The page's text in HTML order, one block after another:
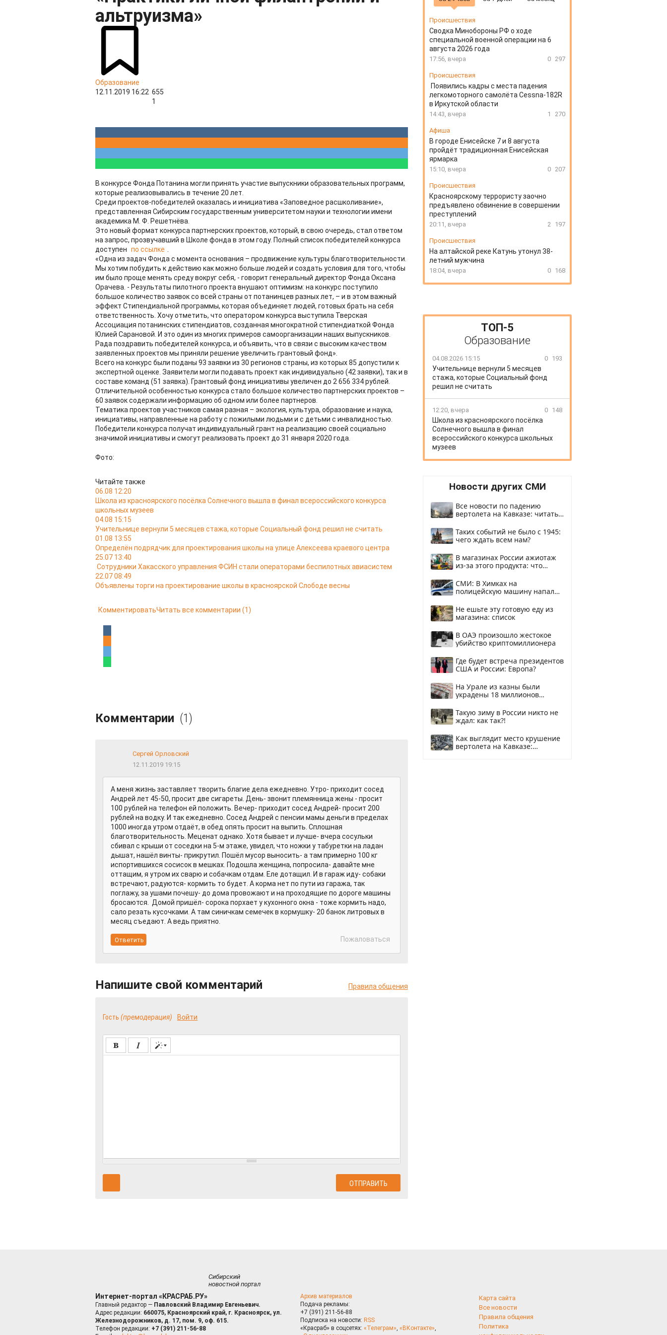
альтруизма»
Образование
12.11.2019 16:22 655
1
В конкурсе Фонда Потанина могли принять участие выпускники образовательных программ,
которые реализовывались в течение 20 лет.
Среди проектов-победителей оказалась и инициатива «Заповедное расшколивание»,
представленная Сибирским государственным университетом науки и технологии имени
академика М. Ф. Решетнёва.
Это новый формат конкурса партнерских проектов, который, в свою очередь, стал ответом
на запрос, прозвучавший в Школе фонда в этом году. Полный список победителей конкурса
доступен по ссылке
«Одна из задач Фонда с момента основания – продвижение культуры благотворительности.
Мы хотим побудить к действию как можно больше людей и создать условия для того, чтобы
им было проще менять среду вокруг себя, - говорит генеральный директор Фонда Оксана
Орачева. - Результаты пилотного проекта внушают оптимизм: на конкурс поступило
большое количество заявок со всей страны от потанинцев разных лет, – и в этом важный
эффект Стипендиальной программы, которая объединяет людей, готовых брать на себя
ответственность. Хочу отметить, что оператором конкурса выступила Тверская
Ассоциация потанинских стипендиатов, созданная многократной стипендиаткой Фонда
Юлией Сарановой. И это один из многих примеров самоорганизации наших выпускников.
Рада поздравить победителей конкурса, и объявить, что в связи с высоким качеством
заявленных проектов мы приняли решение увеличить грантовый фонд».
Всего на конкурс были поданы 93 заявки из 30 регионов страны, из которых 85 допустили к
экспертной оценке. Заявители могли подавать проект как индивидуально (42 заявки), так и в
составе команд (51 заявка). Грантовый фонд инициативы увеличен до 2 656 334 рублей.
Отличительной особенностью конкурса стало большое количество партнерских проектов –
60 заявок содержали информацию об одном или более партнеров.
Тематика проектов участников самая разная – экология, культура, образование и наука,
инициативы, направленные на работу с пожилыми людьми и с детьми с инвалидностью.
Победители конкурса получат индивидуальный грант на реализацию своей социально
значимой инициативы и смогут реализовать проект до 31 января 2020 года.
Фото:
Читайте также
06.08 12:20
Школа из красноярского посёлка Солнечного вышла в финал всероссийского конкурса
школьных музеев
04.08 15:15
Учительнице вернули 5 месяцев стажа, которые Социальный фонд решил не считать
01.08 13:55
Определён подрядчик для проектирования школы на улице Алексеева краевого центра
25.07 13:40
Сотрудники Хакасского управления ФСИН стали операторами беспилотных авиасистем
22.07 08:49
Объявлены торги на проектирование школы в красноярской Слободе весны
КомментироватьЧитать все комментарии (1)
Комментарии (1)
Сергей Орловский
12.11.2019 19:15
А меня жизнь заставляет творить благие дела ежедневно. Утро- приходит сосед
Андрей лет 45-50, просит две сигареты. День- звонит племянница жены - просит
100 рублей на телефон ей положить. Вечер- приходит сосед Андрей- просит 200
рублей на водку. И так ежедневно. Сосед Андрей с пенсии мамы деньги в пределах
1000 иногда утром отдаёт, в обед опять просит на выпить. Сплошная
благотворительность. Меценат однако. Хотя бывает и лучше- вчера сосульки
сбивал с крыши от соседки на 5-м этаже, увидел, что ножки у табуретки на ладан
дышат, нашёл винты- прикрутил. Пошёл мусор выносить- а там примерно 100 кг
испортившихся сосисок в мешках. Подошла женщина, попросила- давайте мне
оттащим, я утром их сварю и собачкам отдам. Еле дотащил. И в гараж иду- собаки
встречают, радуются- кормить то будет. А корма нет по пути из гаража, так
поглажу, за ушами почешу- до дома провожают и на проходящие по дороге машины
бросаются. Домой пришёл- сорока порхает у кухонного окна - тоже кормить надо,
сало резать кусочками. А там синичкам семечек в кормушку- 20 банок литровых в
месяц съедают. А ведь приятно.
Пожаловаться
Напишите свой комментарий Правила общения
Гость (премодерация) Войти
Происшествия
Сводка Минобороны РФ о ходе
специальной военной операции на 6
августа 2026 года
17:56, вчера 0 297
Происшествия
Появились кадры с места падения
легкомоторного самолёта Cessna-182R
в Иркутской области
14:43, вчера 1 270
Афиша
В городе Енисейске 7 и 8 августа
пройдёт традиционная Енисейская
ярмарка
15:10, вчера 0 207
Происшествия
Красноярскому террористу заочно
предъявлено обвинение в совершении
преступлений
20:11, вчера 2 197
Происшествия
На алтайской реке Катунь утонул 38-
летний мужчина
18:04, вчера 0 168
ТОП-5
Образование
04.08.2026 15:15 0 193
Учительнице вернули 5 месяцев
стажа, которые Социальный фонд
решил не считать
12:20, вчера 0 148
Школа из красноярского посёлка
Солнечного вышла в финал
всероссийского конкурса школьных
музеев
Новости других СМИ
Все новости по падению
вертолета на Кавказе: читать
Таких событий не было с 1945:
чего ждать всем нам?
В магазинах России ажиотаж
из-за этого продукта: что
СМИ: В Химках на
полицейскую машину напали
Не ешьте эту готовую еду из
магазина: список
В ОАЭ произошло жестокое
убийство криптомиллионера
Где будет встреча президентов
США и России: Европа?
На Урале из казны были
украдены 18 миллионов
Такую зиму в России никто не
ждал: как так?!
Как выглядит место крушение
вертолета на Кавказе:
Сибирский
новостной портал
Интернет-портал «КРАСРАБ.РУ»
Главный редактор — Павловский Владимир Евгеньевич.
Адрес редакции: 660075, Красноярский край, г. Красноярск, ул.
Железнодорожников, д. 17, пом. 9, оф. 615.
Телефон редакции: +7 (391) 211-56-88
Архив материалов
Подача рекламы:
+7 (391) 211-56-88
Подписка на новости: RSS
«Красраб» в соцсетях: «Телеграм», «ВКонтакте»,
Карта сайта
Все новости
Правила общения
Политика